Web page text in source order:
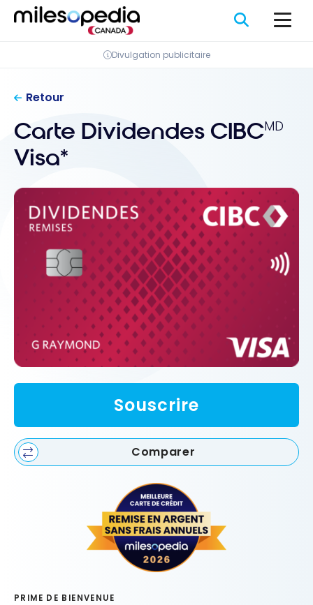
Panneau de gestion des cookies
Passer
Divulgation publicitaire
Retour
Carte Dividendes CIBCMD
Visa*
Souscrire
Comparer
PRIME DE BIENVENUE